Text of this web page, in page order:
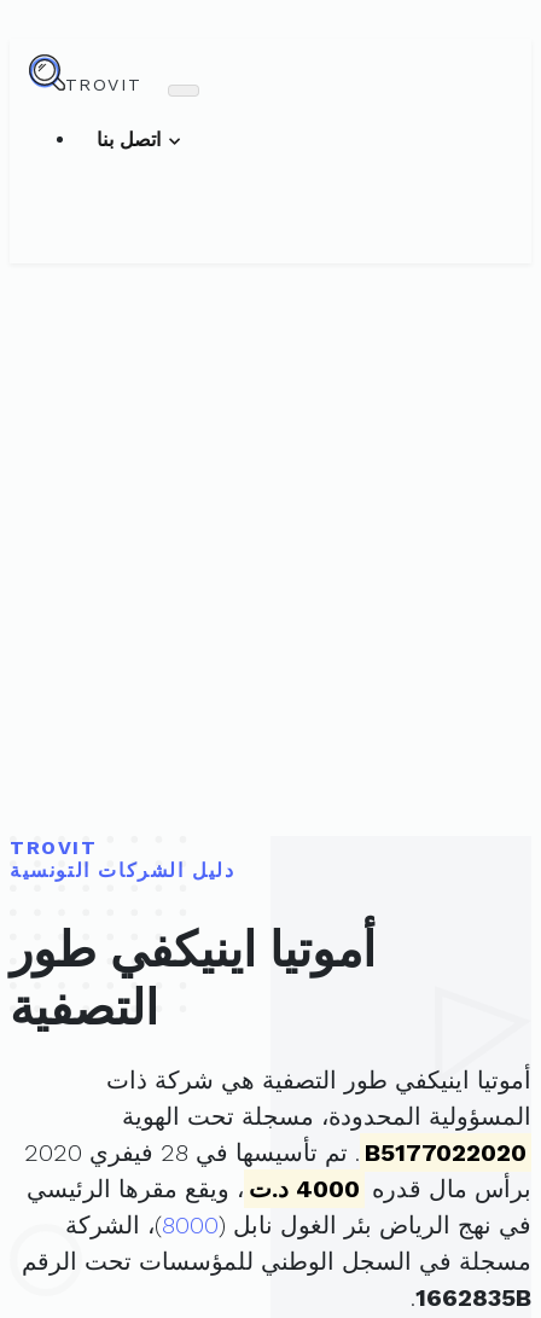
TROVIT
TROVIT
دليل الشركات التونسية
أموتيا اينيكفي طور
التصفية
أموتيا اينيكفي طور التصفية هي شركة ذات
المسؤولية المحدودة، مسجلة تحت الهوية
B5177022020
. تم تأسيسها في 28 فيفري 2020
برأس مال قدره 4000 د.ت
، ويقع مقرها الرئيسي
في نهج الرياض بئر الغول نابل (8000)، الشركة
مسجلة في السجل الوطني للمؤسسات تحت الرقم
1662835B
.